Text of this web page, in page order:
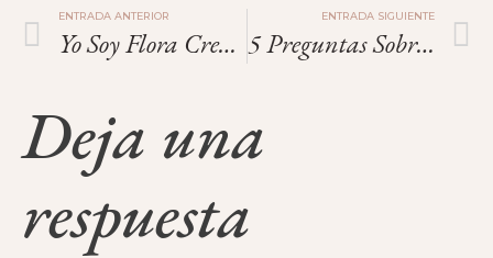
ENTRADA ANTERIOR
Yo Soy Flora Creado Por Y Para Mujeres
ENTRADA SIGUIENTE
5 Preguntas Sobre La Donación De Óvulos.
Deja una
respuesta